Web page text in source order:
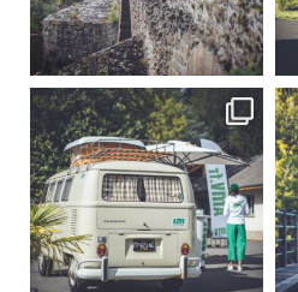
Sep 15
219
3
becombi
Sep 10